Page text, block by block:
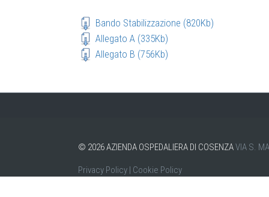
Bando Stabilizzazione (820Kb)
Allegato A (335Kb)
Allegato B (756Kb)
© 2026AZIENDA OSPEDALIERA DI COSENZAVIA S.
Privacy Policy | Cookie Policy